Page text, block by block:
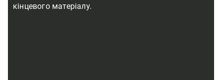
кінцевого матеріалу.